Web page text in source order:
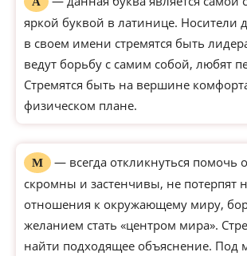
яркой буквой в латинице. Носители
в своем имени стремятся быть
ведут борьбу с самим собой, любят
Стремятся быть на вершине
физическом плане.
М
— всегда откликнуться
скромны и застенчивы, не потерпят
отношения к окружающему миру,
желанием стать «центром мира».
найти подходящее объяснение. Под